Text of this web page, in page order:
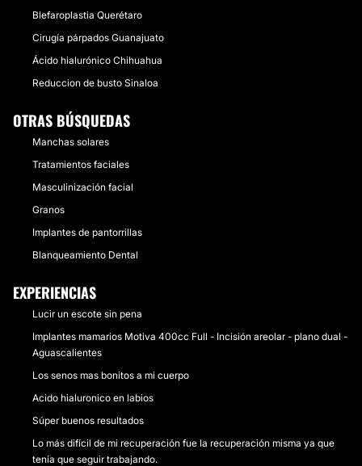
Blefaroplastia Querétaro
Cirugía párpados Guanajuato
Ácido hialurónico Chihuahua
Reduccion de busto Sinaloa
OTRAS BÚSQUEDAS
Manchas solares
Tratamientos faciales
Masculinización facial
Granos
Implantes de pantorrillas
Blanqueamiento Dental
EXPERIENCIAS
Lucir un escote sin pena
Implantes mamarios Motiva 400cc Full - Incisión areolar - plano dual -
Aguascalientes
Los senos mas bonitos a mi cuerpo
Acido hialuronico en labios
Súper buenos resultados
Lo más difícil de mi recuperación fue la recuperación misma ya que
tenía que seguir trabajando.